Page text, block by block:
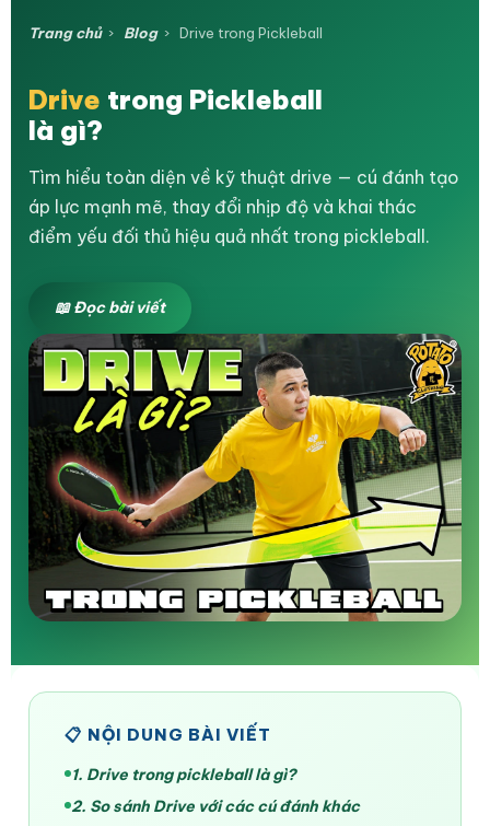
Trang chủ › Blog › Drive trong Pickleball
Drive trong Pickleball
là gì?
Tìm hiểu toàn diện về kỹ thuật drive — cú đánh tạo
áp lực mạnh mẽ, thay đổi nhịp độ và khai thác
điểm yếu đối thủ hiệu quả nhất trong pickleball.
📖 Đọc bài viết
📋 NỘI DUNG BÀI VIẾT
1. Drive trong pickleball là gì?
2. So sánh Drive với các cú đánh khác